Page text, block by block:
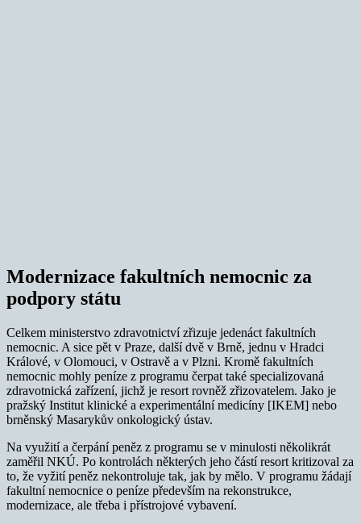
Modernizace fakultních nemocnic za
podpory státu
Celkem ministerstvo zdravotnictví zřizuje jedenáct fakultních
nemocnic. A sice pět v Praze, další dvě v Brně, jednu v Hradci
Králové, v Olomouci, v Ostravě a v Plzni. Kromě fakultních
nemocnic mohly peníze z programu čerpat také specializovaná
zdravotnická zařízení, jichž je resort rovněž zřizovatelem. Jako je
pražský Institut klinické a experimentální medicíny [IKEM] nebo
brněnský Masarykův onkologický ústav.
Na využití a čerpání peněz z programu se v minulosti několikrát
zaměřil NKÚ. Po kontrolách některých jeho částí resort kritizoval za
to, že vyžití peněz nekontroluje tak, jak by mělo. V programu žádají
fakultní nemocnice o peníze především na rekonstrukce,
modernizace, ale třeba i přístrojové vybavení.